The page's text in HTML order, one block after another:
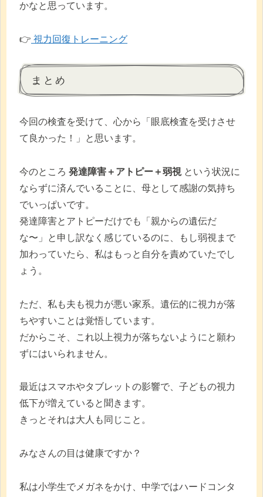
かなと思っています。
👉 視力回復トレーニング
まとめ
今回の検査を受けて、心から「眼底検査を受けさせ
て良かった！」と思います。
今のところ 発達障害＋アトピー＋弱視 という状況に
ならずに済んでいることに、母として感謝の気持ち
でいっぱいです。
発達障害とアトピーだけでも「親からの遺伝だ
な〜」と申し訳なく感じているのに、もし弱視まで
加わっていたら、私はもっと自分を責めていたでし
ょう。
ただ、私も夫も視力が悪い家系。遺伝的に視力が落
ちやすいことは覚悟しています。
だからこそ、これ以上視力が落ちないようにと願わ
ずにはいられません。
最近はスマホやタブレットの影響で、子どもの視力
低下が増えていると聞きます。
きっとそれは大人も同じこと。
みなさんの目は健康ですか？
私は小学生でメガネをかけ、中学ではハードコンタ